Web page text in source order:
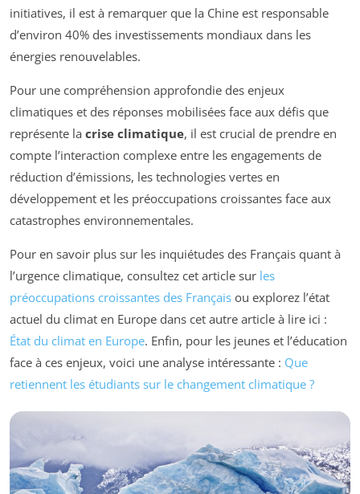
initiatives, il est à remarquer que la Chine est responsable
d’environ 40% des investissements mondiaux dans les
énergies renouvelables.
Pour une compréhension approfondie des enjeux
climatiques et des réponses mobilisées face aux défis que
représente la crise climatique, il est crucial de prendre en
compte l’interaction complexe entre les engagements de
réduction d’émissions, les technologies vertes en
développement et les préoccupations croissantes face aux
catastrophes environnementales.
Pour en savoir plus sur les inquiétudes des Français quant à
l’urgence climatique, consultez cet article sur les
préoccupations croissantes des Français ou explorez l’état
actuel du climat en Europe dans cet autre article à lire ici :
État du climat en Europe. Enfin, pour les jeunes et l’éducation
face à ces enjeux, voici une analyse intéressante : Que
retiennent les étudiants sur le changement climatique ?